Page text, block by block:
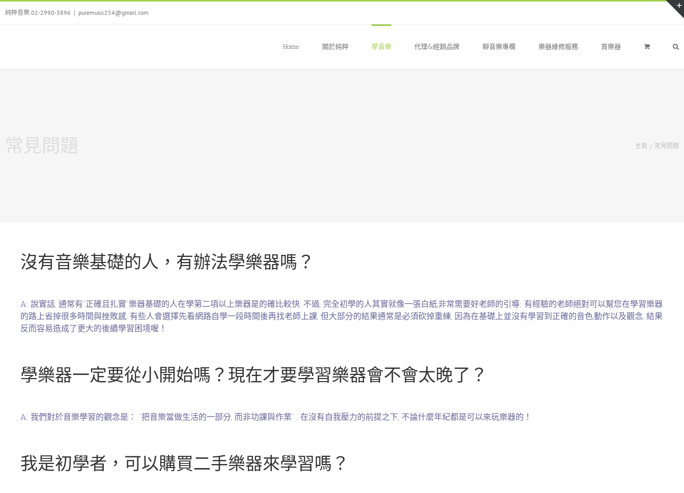
Skip
content
純粹音樂 02-2990-3896 | puremusic254@gmail.com
Home 關於純粹 學音樂 代理&經銷品牌 聊音樂專欄 樂器維修服務 買樂器
常見問題 主頁 / 常見問題
沒有音樂基礎的人，有辦法學樂器嗎？
A: 說實話, 通常有”正確且扎實”樂器基礎的人在學第二項以上樂器是的確比較快. 不過, 完全初學的人其實就像一張白紙,非常需要好老師的引導; 有經驗的老師絕對可以幫您在學習樂器
的路上省掉很多時間與挫敗感. 有些人會選擇先看網路自學一段時間後再找老師上課, 但大部分的結果通常是必須砍掉重練, 因為在基礎上並沒有學習到正確的音色,動作以及觀念, 結果
反而容易造成了更大的後續學習困境喔！
學樂器一定要從小開始嗎？現在才要學習樂器會不會太晚了？
A: 我們對於音樂學習的觀念是： “把音樂當做生活的一部分, 而非功課與作業” . 在沒有自我壓力的前提之下, 不論什麼年紀都是可以來玩樂器的！
我是初學者，可以購買二手樂器來學習嗎？